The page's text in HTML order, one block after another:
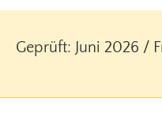
Geprüft: Juni 2026 /